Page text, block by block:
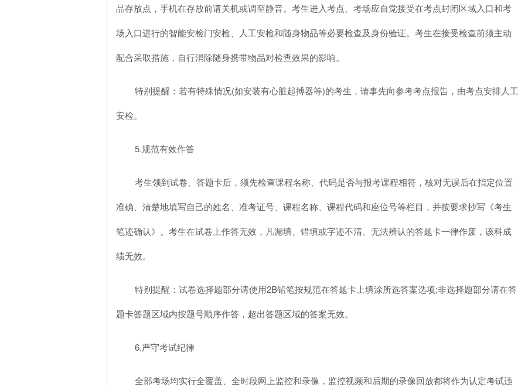
品存放点，手机在存放前请关机或调至静音。考生进入考点、考场应自觉接受在考点封闭区域入口和考
场入口进行的智能安检门安检、人工安检和随身物品等必要检查及身份验证。考生在接受检查前须主动
配合采取措施，自行消除随身携带物品对检查效果的影响。
特别提醒：若有特殊情况(如安装有心脏起搏器等)的考生，请事先向参考考点报告，由考点安排人工
安检。
5.规范有效作答
考生领到试卷、答题卡后，须先检查课程名称、代码是否与报考课程相符，核对无误后在指定位置
准确、清楚地填写自己的姓名、准考证号、课程名称、课程代码和座位号等栏目，并按要求抄写《考生
笔迹确认》。考生在试卷上作答无效，凡漏填、错填或字迹不清、无法辨认的答题卡一律作废，该科成
绩无效。
特别提醒：试卷选择题部分请使用2B铅笔按规范在答题卡上填涂所选答案选项;非选择题部分请在答
题卡答题区域内按题号顺序作答，超出答题区域的答案无效。
6.严守考试纪律
全部考场均实行全覆盖、全时段网上监控和录像，监控视频和后期的录像回放都将作为认定考试违